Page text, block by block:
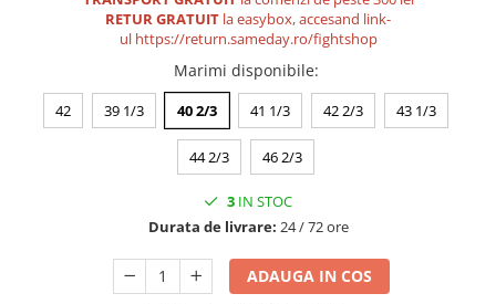
RETUR GRATUIT la easybox, accesand link-
ul https://return.sameday.ro/fightshop
Marimi disponibile:
42 39 1/3 40 2/3 41 1/3 42 2/3 43 1/3
44 2/3 46 2/3
3 IN STOC
Durata de livrare: 24 / 72 ore
ADAUGA IN COS